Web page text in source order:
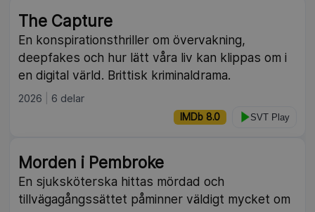
The Capture
En konspirationsthriller om övervakning,
deepfakes och hur lätt våra liv kan klippas om i
en digital värld. Brittisk kriminaldrama.
2026 6 delar
IMDb 8.0 SVT Play
Morden i Pembroke
En sjuksköterska hittas mördad och
tillvägagångssättet påminner väldigt mycket om